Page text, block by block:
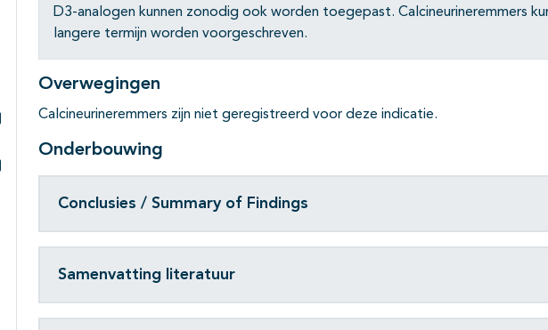
Subpagina's open- en dichtklappen
D3-analogen kunnen zonodig ook worden toegepast. Calcineurineremmers
langere termijn worden voorgeschreven.
Overwegingen
Calcineurineremmers zijn niet geregistreerd voor deze indicatie.
Onderbouwing
Conclusies / Summary of Findings
Samenvatting literatuur